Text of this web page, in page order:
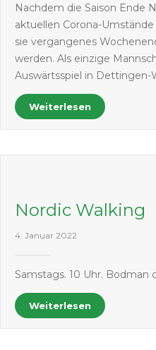
Nachdem die Saison Ende
aktuellen Corona-
sie vergangenes
werden. Als einzige
Auswärtsspiel in Dettingen-
Weiterlesen
Nordic Walking
4. Januar 2022
Samstags. 10 Uhr. Bodman
Weiterlesen